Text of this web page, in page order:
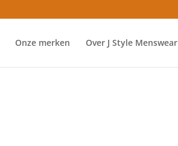
Onze merken Over J Style Menswear